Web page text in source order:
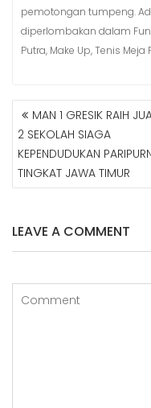
pemotongan tumpeng.
diperlombakan dalam
Putra, Make Up, Tenis
N
A
V
G
S
I
O
MAN 1 GRESIK RAIH
2 SEKOLAH SIAGA
KEPENDUDUKAN
TINGKAT JAWA TIMUR
LEAVE A COMMENT